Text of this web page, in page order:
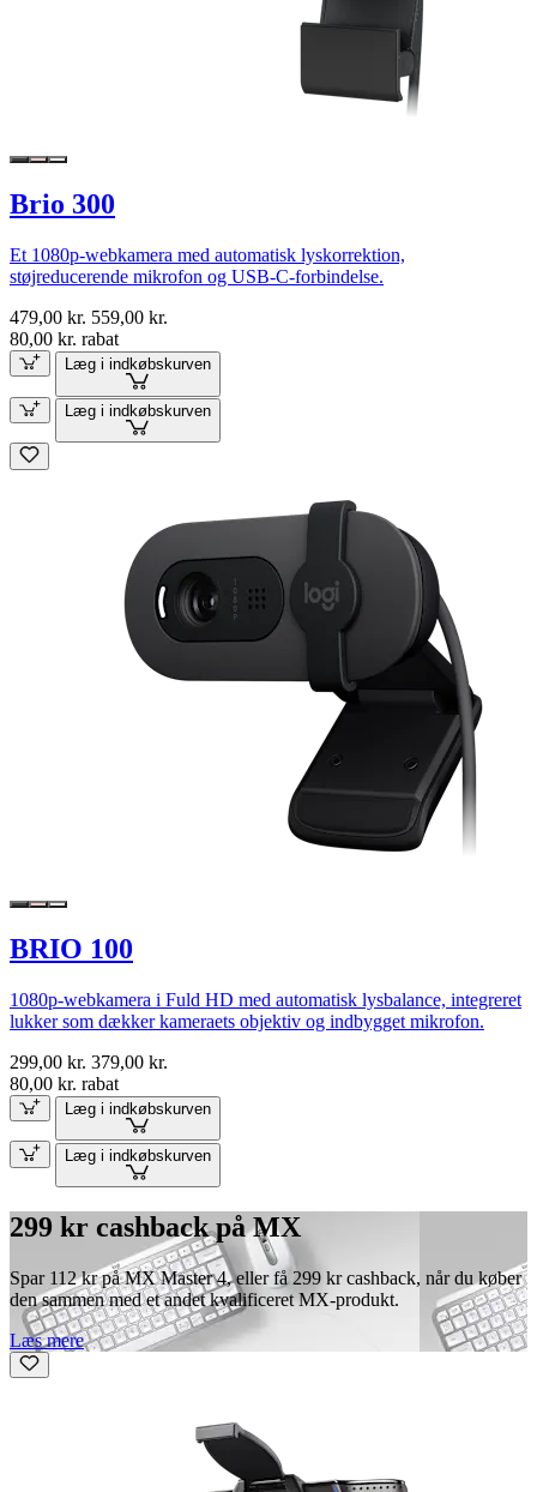
Brio 300
Et 1080p-webkamera med automatisk lyskorrektion,
støjreducerende mikrofon og USB-C-forbindelse.
479,00 kr. 559,00 kr.
80,00 kr. rabat
Læg i indkøbskurven
Læg i indkøbskurven
BRIO 100
1080p-webkamera i Fuld HD med automatisk lysbalance, integreret
lukker som dækker kameraets objektiv og indbygget mikrofon.
299,00 kr. 379,00 kr.
80,00 kr. rabat
Læg i indkøbskurven
Læg i indkøbskurven
299 kr cashback på MX
Spar 112 kr på MX Master 4, eller få 299 kr cashback, når du køber
den sammen med et andet kvalificeret MX-produkt.
Læs mere